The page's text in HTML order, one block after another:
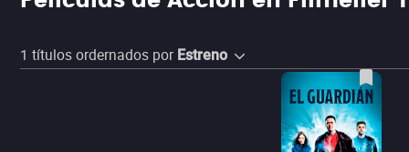
1 títulos ordernados por Estreno